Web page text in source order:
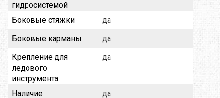
гидросистемой
Боковые стяжки
да
Боковые карманы
да
Крепление для
ледового
инструмента
да
Наличие да